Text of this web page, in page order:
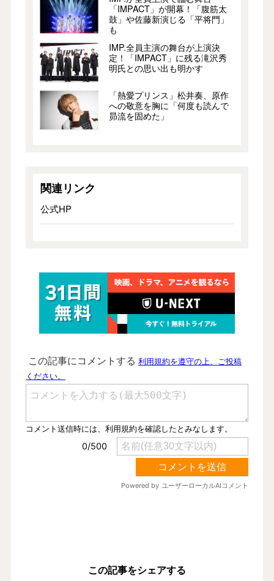
「IMPACT」が開幕！「腹筋太
鼓」や佐藤新演じる「平将門」
も
IMP.全員主演の舞台が上演決
定！「IMPACT」に残る滝沢秀
明氏との思い出も明かす
「熱愛プリンス」松井奏、原作
への敬意を胸に「何度も読んで
昴流を固めた」
関連リンク
公式HP
この記事をシェアする